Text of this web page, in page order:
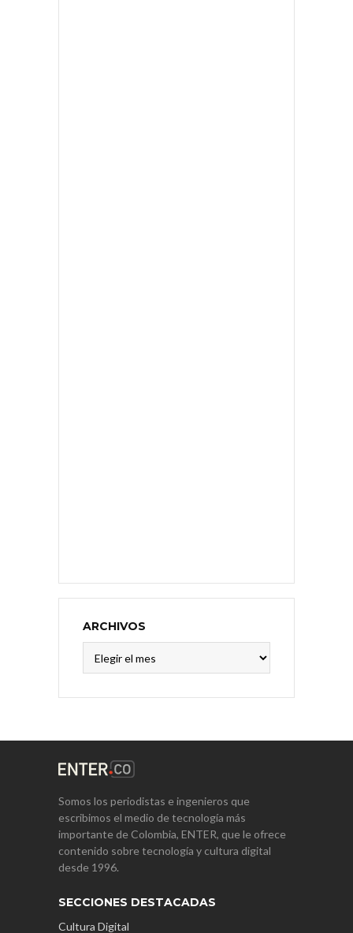
ARCHIVOS
Somos los periodistas e ingenieros que
escribimos el medio de tecnología más
importante de Colombia, ENTER, que le ofrece
contenido sobre tecnología y cultura digital
desde 1996.
SECCIONES DESTACADAS
Cultura Digital